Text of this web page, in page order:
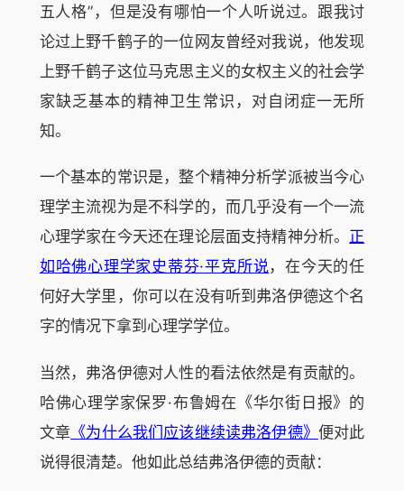
五人格”，但是没有哪怕一个人听说过。跟我讨
论过上野千鹤子的一位网友曾经对我说，他发现
上野千鹤子这位马克思主义的女权主义的社会学
家缺乏基本的精神卫生常识，对自闭症一无所
知。
一个基本的常识是，整个精神分析学派被当今心
理学主流视为是不科学的，而几乎没有一个一流
心理学家在今天还在理论层面支持精神分析。 正
如哈佛心理学家史蒂芬·平克所说，在今天的任
何好大学里，你可以在没有听到弗洛伊德这个名
字的情况下拿到心理学学位。
当然，弗洛伊德对人性的看法依然是有贡献的。
哈佛心理学家保罗·布鲁姆在《华尔街日报》的
文章 《为什么我们应该继续读弗洛伊德》 便对此
说得很清楚。他如此总结弗洛伊德的贡献：